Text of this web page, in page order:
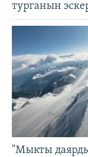
турганын
"Мыкты